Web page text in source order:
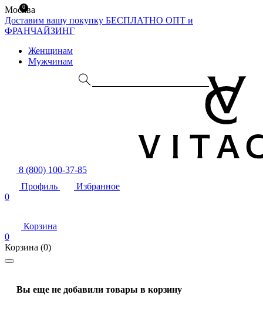
Москва
Доставим вашу покупку БЕСПЛАТНО ОПТ и
ФРАНЧАЙЗИНГ
Женщинам
Мужчинам
8 (800) 100-37-85
Профиль
Избранное
0
Корзина
0
Корзина (0)
Вы еще не добавили товары в корзину
0